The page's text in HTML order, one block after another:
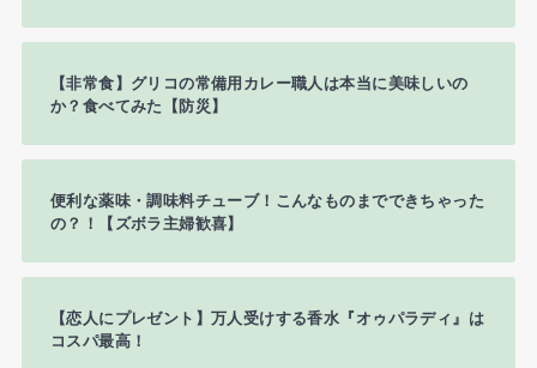
【非常食】グリコの常備用カレー職人は本当に美味しいの
か？食べてみた【防災】
便利な薬味・調味料チューブ！こんなものまでできちゃった
の？！【ズボラ主婦歓喜】
【恋人にプレゼント】万人受けする香水『オゥパラディ』は
コスパ最高！